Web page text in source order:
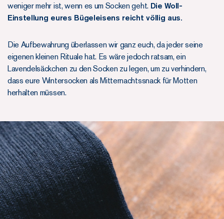
weniger mehr ist, wenn es um Socken geht. Die Woll-
Einstellung eures Bügeleisens reicht völlig aus.
Die Aufbewahrung überlassen wir ganz euch, da jeder seine
eigenen kleinen Rituale hat. Es wäre jedoch ratsam, ein
Lavendelsäckchen zu den Socken zu legen, um zu verhindern,
dass eure Wintersocken als Mitternachtssnack für Motten
herhalten müssen.